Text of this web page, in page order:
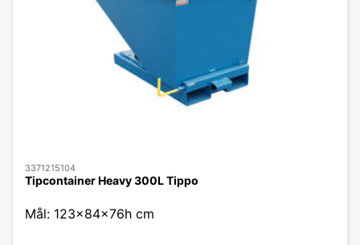
3371215104
Tipcontainer Heavy 300L Tippo
Mål: 123×84×76h cm